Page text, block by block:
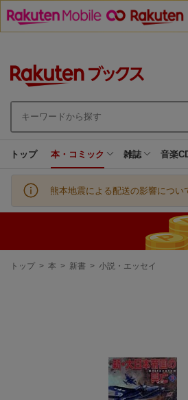
トップ 本・コミック 雑誌 音楽
熊本地震による配送の影響につい
現
トップ > 本 > 新書 > 小説・エッセイ